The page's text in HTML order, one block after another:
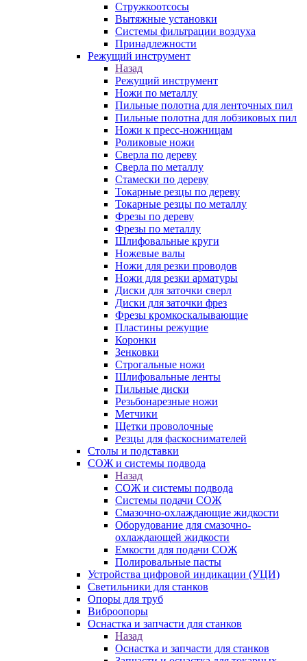
Стружкоотсосы
Вытяжные установки
Системы фильтрации воздуха
Принадлежности
Режущий инструмент
Назад
Режущий инструмент
Ножи по металлу
Пильные полотна для ленточных пил
Пильные полотна для лобзиковых пил
Ножи к пресс-ножницам
Роликовые ножи
Сверла по дереву
Сверла по металлу
Стамески по дереву
Токарные резцы по дереву
Токарные резцы по металлу
Фрезы по дереву
Фрезы по металлу
Шлифовальные круги
Ножевые валы
Ножи для резки проводов
Ножи для резки арматуры
Диски для заточки сверл
Диски для заточки фрез
Фрезы кромкоскалывающие
Пластины режущие
Коронки
Зенковки
Строгальные ножи
Шлифовальные ленты
Пильные диски
Резьбонарезные ножи
Метчики
Щетки проволочные
Резцы для фаскоснимателей
Столы и подставки
СОЖ и системы подвода
Назад
СОЖ и системы подвода
Системы подачи СОЖ
Смазочно-охлаждающие жидкости
Оборудование для смазочно-
охлаждающей жидкости
Емкости для подачи СОЖ
Полировальные пасты
Устройства цифровой индикации (УЦИ)
Светильники для станков
Опоры для труб
Виброопоры
Оснастка и запчасти для станков
Назад
Оснастка и запчасти для станков